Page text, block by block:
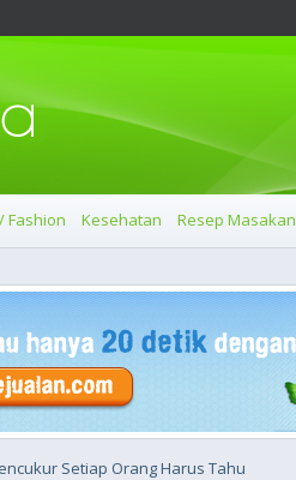
Fashion Kesehatan Resep Masakan
Setiap Orang Harus Tahu